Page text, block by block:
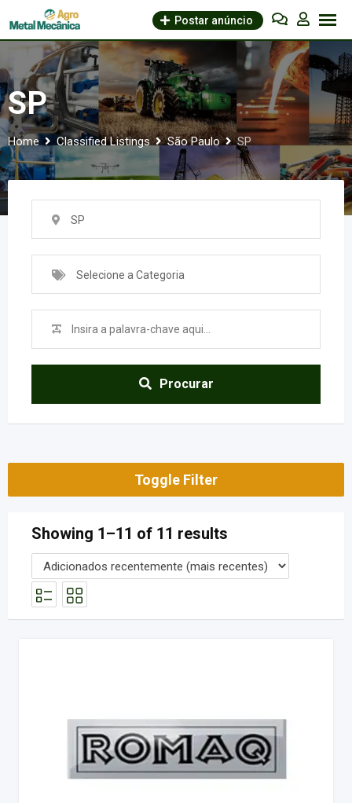
to
Postar anúncio
SP
Home Classified Listings São Paulo SP
SP
Selecione a Categoria
Procurar
Toggle Filter
Showing 1–11 of 11 results